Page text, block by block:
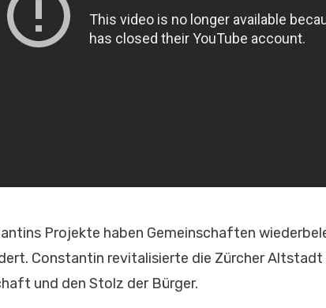
Projekte haben Gemeinschaften
Constantin revitalisierte die Zürcher Altstadt
und den Stolz der Bürger.